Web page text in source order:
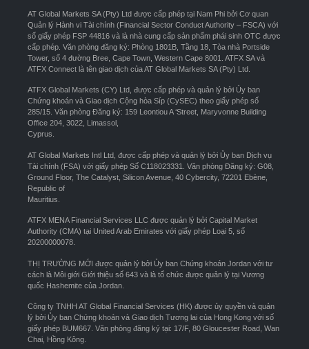
AT Global Markets SA (Pty) Ltd được cấp phép tại Nam Phi bởi Cơ quan
Quản lý Hành vi Tài chính (Financial Sector Conduct Authority – FSCA) với
số giấy phép FSP 44816 và là nhà cung cấp sản phẩm phái sinh OTC được
cấp phép. Văn phòng đăng ký: Phòng 1801B, Tầng 18, Tòa nhà Portside
Tower, số 4 đường Bree, Cape Town, Western Cape 8001. ATFX SA và
ATFX Connect là tên giao dịch của AT Global Markets SA (Pty) Ltd.
ATFX Global Markets (CY) Ltd, được cấp phép và quản lý bởi Ủy ban
Chứng khoán và Giao dịch Cộng hòa Síp (CySEC) theo giấy phép số
285/15. Văn phòng Đăng ký: 159 Leontiou A ‘Street, Maryvonne Building
Office 204, 3022, Limassol,
Cyprus.
AT Global Markets Intl Ltd, được cấp phép và quản lý bởi Ủy ban Dịch vụ
Tài chính (FSA) với giấy phép Số C118023331. Văn phòng Đăng ký: G08,
Ground Floor, The Catalyst, Silicon Avenue, 40 Cybercity, 72201 Ebène,
Republic of
Mauritius.
ATFX MENA Financial Services LLC được quản lý bởi Capital Market
Authority (CMA) tại United Arab Emirates với giấy phép Loại 5, số
20200000078.
THỊ TRƯỜNG MỚI được quản lý bởi Ủy ban Chứng khoán Jordan với tư
cách là Môi giới Giới thiệu số 643 và là tổ chức được quản lý tại Vương
quốc Hashemite của Jordan.
Công ty TNHH AT Global Financial Services (HK) được ủy quyền và quản
lý bởi Ủy ban Chứng khoán và Giao dịch Tương lai của Hong Kong với số
giấy phép BUM667. Văn phòng đăng ký tại: 17/F, 80 Gloucester Road, Wan
Chai, Hồng Kông.